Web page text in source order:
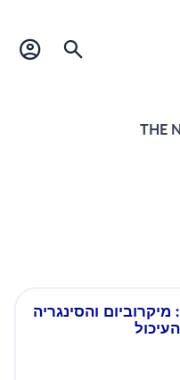
THE
NEST 52: מיקרוביום והסינגריה